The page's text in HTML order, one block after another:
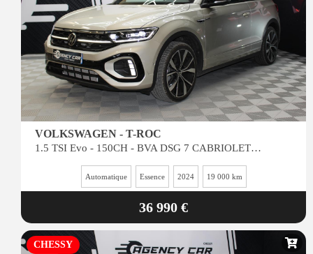
VOLKSWAGEN - T-ROC
1.5 TSI Evo - 150CH - BVA DSG 7 CABRIOLET R-Line PHASE 2
Automatique Essence 2024 19 000 km
36 990 €
CHESSY